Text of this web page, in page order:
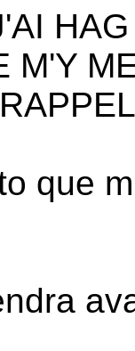
M'Y
que